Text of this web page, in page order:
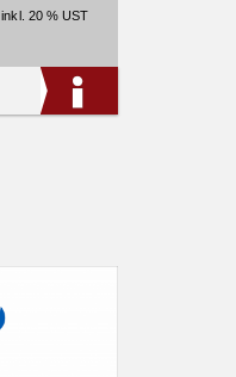
inkl. 20 % UST